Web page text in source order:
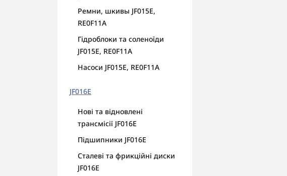
Ремни, шкивы JF015E,
RE0F11A
Гідроблоки та соленоїди
JF015E, RE0F11A
Насоси JF015E, RE0F11A
JF016E
Нові та відновлені
трансмісії JF016E
Підшипники JF016E
Сталеві та фрикційні диски
JF016E